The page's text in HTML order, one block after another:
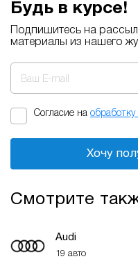
Будь в курсе!
Подпишитесь на
материалы из нашего
Ваш E-mail
Согласие на
Хочу
Смотрите
Audi
19 авто